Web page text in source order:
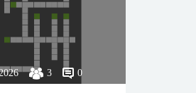
3 0